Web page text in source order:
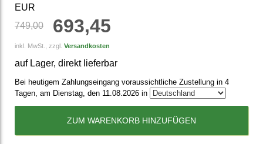
EUR
749,00
693,45
inkl. MwSt., zzgl. Versandkosten
auf Lager, direkt lieferbar
Bei heutigem Zahlungseingang voraussichtliche Zustellung in 4
Tagen, am Dienstag, den 11.08.2026 in
ZUM WARENKORB HINZUFÜGEN